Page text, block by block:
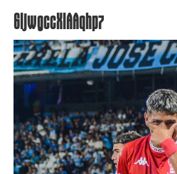
GljwgccXIAAqhp7